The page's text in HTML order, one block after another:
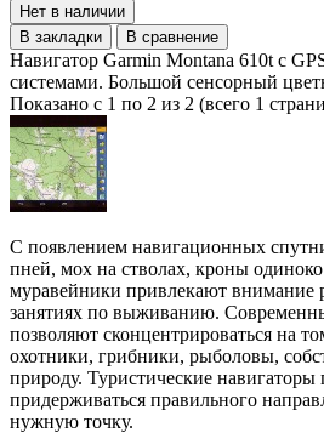
Нет в наличии
В закладки
В сравнение
Навигатор Garmin Montana 610t с
системами. Большой сенсорный
Показано с 1 по 2 из 2 (всего 1
С появлением навигационных
пней, мох на стволах, кроны
муравейники привлекают внимание
занятиях по выживанию.
позволяют сконцентрироваться на
охотники, грибники, рыболовы,
природу. Туристические навигаторы
придерживаться правильного
нужную точку.